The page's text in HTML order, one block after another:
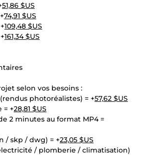
51,86 $US
74,91 $US
109,48 $US
161,34 $US
selon vos besoins :
photoréalistes) = +57,62 $US
= +28,81 $US
2 minutes au format MP4 =
/ skp / dwg) = +23,05 $US
/ plomberie / climatisation)